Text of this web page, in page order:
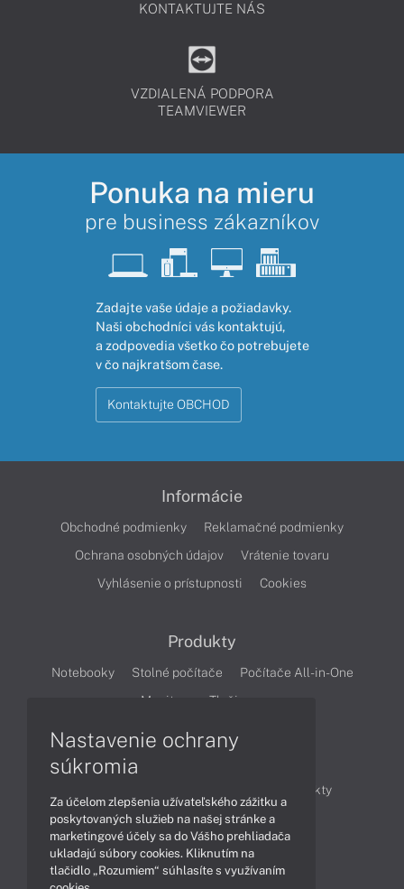
KONTAKTUJTE NÁS
VZDIALENÁ PODPORA
TEAMVIEWER
Ponuka na mieru
pre business zákazníkov
Zadajte vaše údaje a požiadavky.
Naši obchodníci vás kontaktujú,
a zodpovedia všetko čo potrebujete
v čo najkratšom čase.
Kontaktujte OBCHOD
Informácie
Obchodné podmienky
Reklamačné podmienky
Ochrana osobných údajov
Vrátenie tovaru
Vyhlásenie o prístupnosti
Cookies
Produkty
Notebooky Stolné počítače
Počítače All-in-One
Monitory
Tlačiarne
Produkty
Technológie
Videá
Obsah
Nastavenie ochrany
súkromia
Za účelom zlepšenia užívateľského zážitku a
poskytovaných služieb na našej stránke a
marketingové účely sa do Vášho prehliadača
ukladajú súbory cookies. Kliknutím na
tlačidlo „Rozumiem“ súhlasíte s využívaním